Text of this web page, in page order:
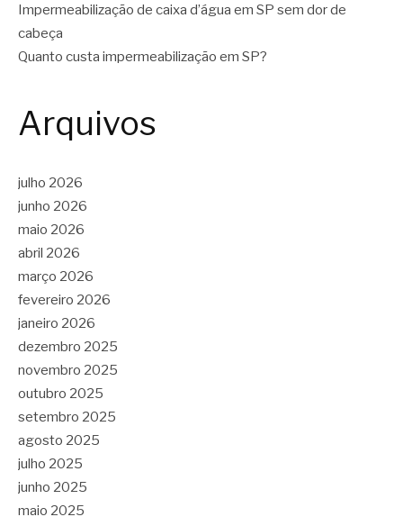
Impermeabilização de caixa d’água em SP sem dor de
cabeça
Quanto custa impermeabilização em SP?
Arquivos
julho 2026
junho 2026
maio 2026
abril 2026
março 2026
fevereiro 2026
janeiro 2026
dezembro 2025
novembro 2025
outubro 2025
setembro 2025
agosto 2025
julho 2025
junho 2025
maio 2025